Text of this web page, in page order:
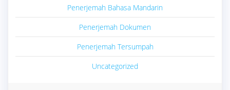
Penerjemah Bahasa Mandarin
Penerjemah Dokumen
Penerjemah Tersumpah
Uncategorized